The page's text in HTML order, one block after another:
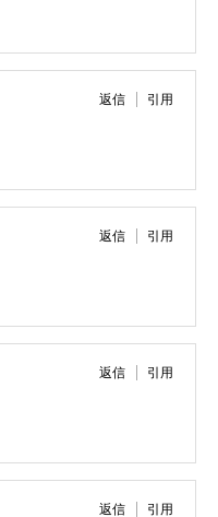
返信 引用
返信 引用
返信 引用
返信 引用